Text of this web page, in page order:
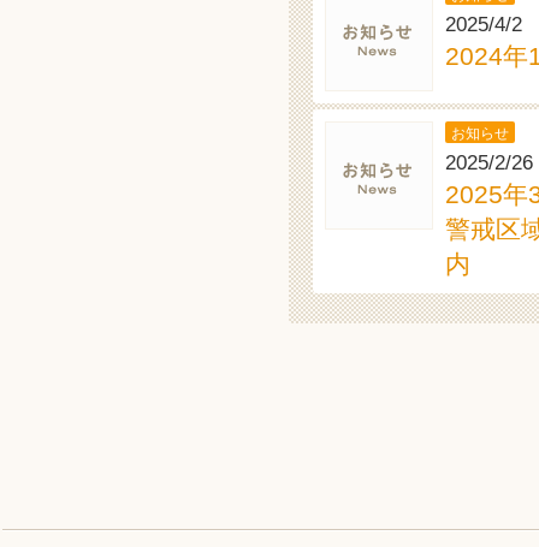
2025/4/2
2024年
お知らせ
2025/2/26
2025年
警戒区
内